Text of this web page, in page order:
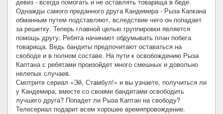
Однажды самого преданного друга Кандемира - Рыза Капкана
обманным путем подставляют, вследствие чего он попадает
за решетку. Теперь главной целью группировки является
помощь другу. Ребята начинают обдумывать план побега
товарища. Ведь бандиты предпочитают оставаться на
свободе и в полном составе. На пути к освобождению Рыза
Каптана с ребятами произойдет много смешных и довольно
нелепых случаев.
Смотрите сериал «Эй, Стамбул!» и вы узнаете, получиться ли
у Кандемира, вместе со своими бандитами освободить
лучшего друга? Попадет ли Рыза Каптан на свободу?
Телесериал подарит всем хорошее времяпровождение.